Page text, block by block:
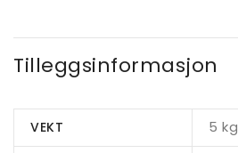
Tilleggsinformasjon
VEKT
5 kg